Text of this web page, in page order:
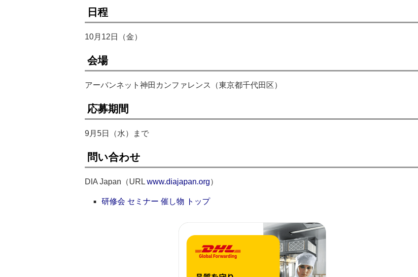
日程
10月12日（金）
会場
アーバンネット神田カンファレンス（東京都千代田区）
応募期間
9月5日（水）まで
問い合わせ
DIA Japan（URL www.diajapan.org）
研修会 セミナー 催し物 トップ